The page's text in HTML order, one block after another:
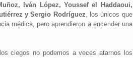
Iván López, Youssef el Haddaoui,
y Sergio Rodríguez, los únicos que
médica, pero aprendieron a encender una
ciegos no podemos a veces atarnos los